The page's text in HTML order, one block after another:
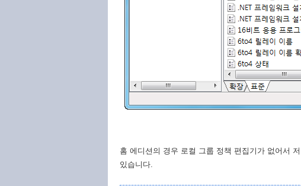
홈 에디션의 경우 로컬 그룹 정책 편집기가 없어서
있습니다.